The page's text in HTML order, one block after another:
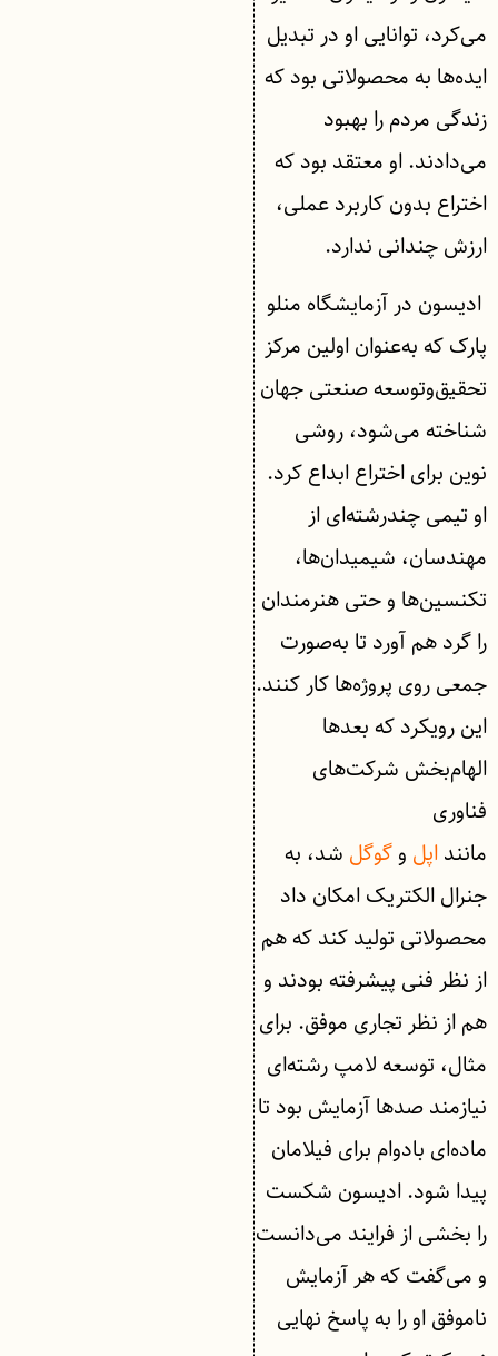
می‌کرد، توانایی او در تبدیل
ایده‌ها به محصولاتی بود که
زندگی مردم را بهبود
می‌دادند. او معتقد بود که
اختراع بدون کاربرد عملی،
ارزش چندانی ندارد.
ادیسون در آزمایشگاه منلو
پارک که به‌عنوان اولین مرکز
تحقیق‌وتوسعه صنعتی جهان
شناخته می‌شود، روشی
نوین برای اختراع ابداع کرد.
او تیمی چندرشته‌ای از
مهندسان، شیمیدان‌ها،
تکنسین‌ها و حتی هنرمندان
را گرد هم آورد تا به‌صورت
جمعی روی پروژه‌ها کار کنند.
این رویکرد که بعدها
الهام‌بخش شرکت‌های
فناوری
ماننداپل وگوگل شد، به
جنرال الکتریک امکان داد
محصولاتی تولید کند که هم
از نظر فنی پیشرفته بودند و
هم از نظر تجاری موفق. برای
مثال، توسعه لامپ رشته‌ای
نیازمند صدها آزمایش بود تا
ماده‌ای بادوام برای فیلامان
پیدا شود. ادیسون شکست
را بخشی از فرایند می‌دانست
و می‌گفت که هر آزمایش
ناموفق او را به پاسخ نهایی